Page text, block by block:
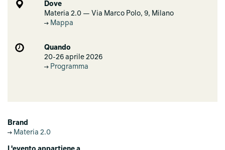
Dove
Materia 2.0 — Via Marco Polo, 9, Milano
Mappa
Quando
20-26 aprile 2026
Programma
Brand
Materia 2.0